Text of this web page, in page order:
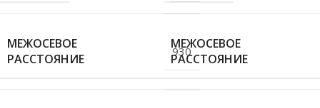
МЕЖОСЕВОЕ
РАССТОЯНИЕ
930
МЕЖОСЕВОЕ
РАССТОЯНИЕ